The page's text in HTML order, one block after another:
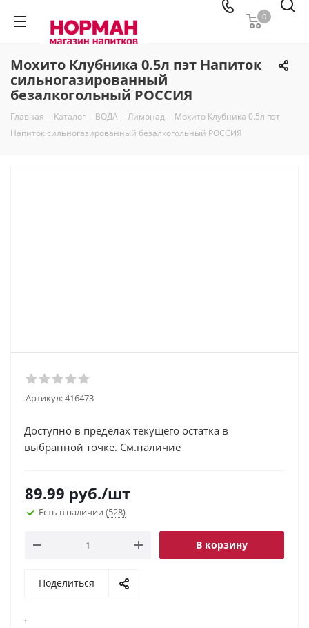
0
Мохито Клубника 0.5л пэт Напиток
сильногазированный
безалкогольный РОССИЯ
Главная - Каталог - ВОДА - Лимонад - Мохито Клубника 0.5л пэт
Напиток сильногазированный безалкогольный РОССИЯ
Артикул:416473
Доступно в пределах текущего остатка в
выбранной точке. См.наличие
89.99 руб./шт
Есть в наличии (528)
В корзину
Поделиться
.